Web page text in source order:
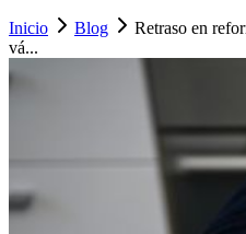
Inicio Blog
Retraso en
vá...